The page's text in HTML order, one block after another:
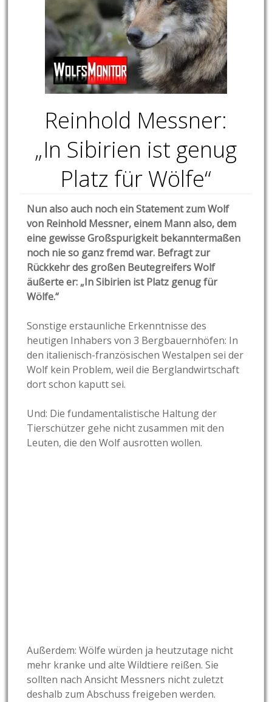
Reinhold Messner:
„In Sibirien ist genug
Platz für Wölfe“
Nun also auch noch ein Statement zum Wolf
von Reinhold Messner, einem Mann also, dem
eine gewisse Großspurigkeit bekanntermaßen
noch nie so ganz fremd war. Befragt zur
Rückkehr des großen Beutegreifers Wolf
äußerte er: „In Sibirien ist Platz genug für
Wölfe.“
Sonstige erstaunliche Erkenntnisse des
heutigen Inhabers von 3 Bergbauernhöfen: In
den italienisch-französischen Westalpen sei der
Wolf kein Problem, weil die Berglandwirtschaft
dort schon kaputt sei.
Und: Die fundamentalistische Haltung der
Tierschützer gehe nicht zusammen mit den
Leuten, die den Wolf ausrotten wollen.
Außerdem: Wölfe würden ja heutzutage nicht
mehr kranke und alte Wildtiere reißen. Sie
sollten nach Ansicht Messners nicht zuletzt
deshalb zum Abschuss freigeben werden.